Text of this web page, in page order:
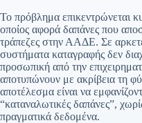
Το πρόβλημα επικεντρώνεται
οποίος αφορά δαπάνες που
τράπεζες στην ΑΑΔΕ. Σε
συστήματα καταγραφής δεν
προσωπική από την
αποτυπώνουν με ακρίβεια τη
αποτέλεσμα είναι να
“καταναλωτικές δαπάνες”,
πραγματικά δεδομένα.